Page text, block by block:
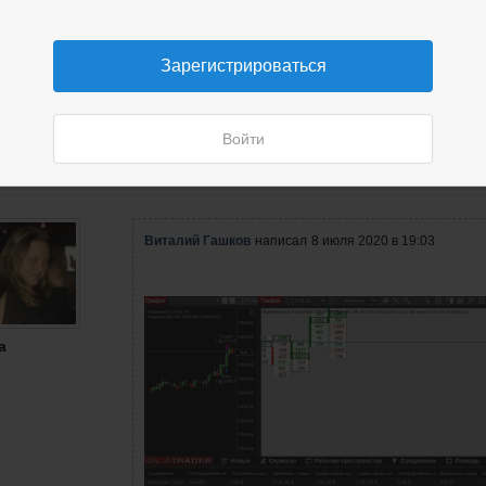
Зарегистрироваться
Войти
Виталий Гашков написал 8 июля 2020 в 19:03